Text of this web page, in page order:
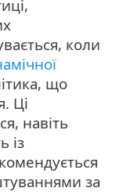
коли
що
Ці
навіть
із
за